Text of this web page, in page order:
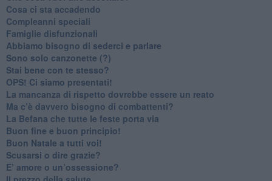
​Cosa ci sta accadendo
​Compleanni speciali
​Famiglie disfunzionali
​Abbiamo bisogno di sederci e parlare
Sono solo canzonette (?)
​Stai bene con te stesso?
​OPS! Ci siamo presentati!
​La mancanza di rispetto dovrebbe essere un reato
​Ma c’è davvero bisogno di combattenti?
​La Befana che tutte le feste porta via
Buon fine e buon principio!
​Buon Natale a tutti voi!
​Scusarsi o dire grazie?
​E’ amore o un’ossessione?